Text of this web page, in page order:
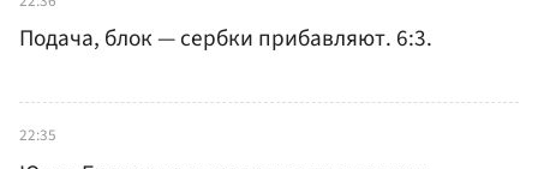
Подача, блок — сербки прибавляют. 6:3.
22:35